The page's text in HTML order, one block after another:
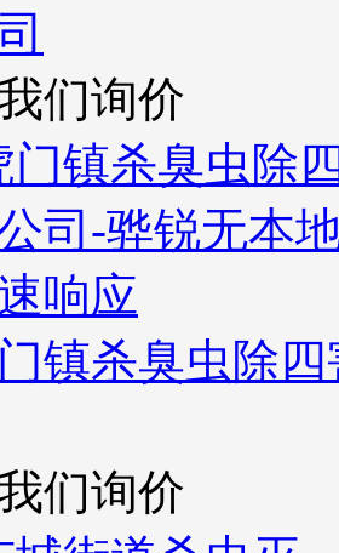
们询价
镇杀臭虫除
们询价